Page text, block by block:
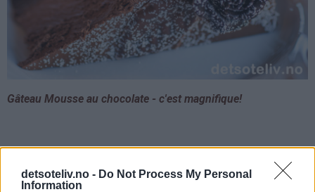
detsoteliv.no - Do Not Process My Personal
Information
Gâteau Mousse au chocolate - c'est magnifique!
Selv reiser jeg til Paris i kveld og skal feire nyttårsaften der